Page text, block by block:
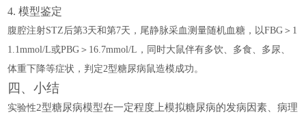
4.模型鉴定
腹腔注射STZ后第3天和第7天，尾静脉采血测量随机血糖，以FBG＞1
1.1mmol/L或PBG＞16.7mmol/L，同时大鼠伴有多饮、多食、多尿、
体重下降等症状，判定2型糖尿病鼠造模成功。
四、小结
实验性2型糖尿病模型在一定程度上模拟糖尿病的发病因素、病理